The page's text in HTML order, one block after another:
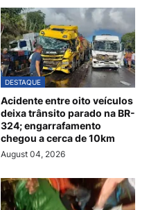
DESTAQUE
Acidente entre oito veículos
deixa trânsito parado na BR-
324; engarrafamento
chegou a cerca de 10km
August 04, 2026